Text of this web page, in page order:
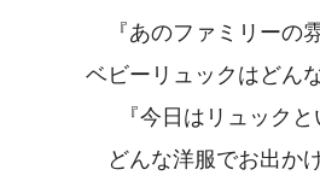
『あのファミリーの
ベビーリュックはどん
『今日はリュック
どんな洋服でお出か